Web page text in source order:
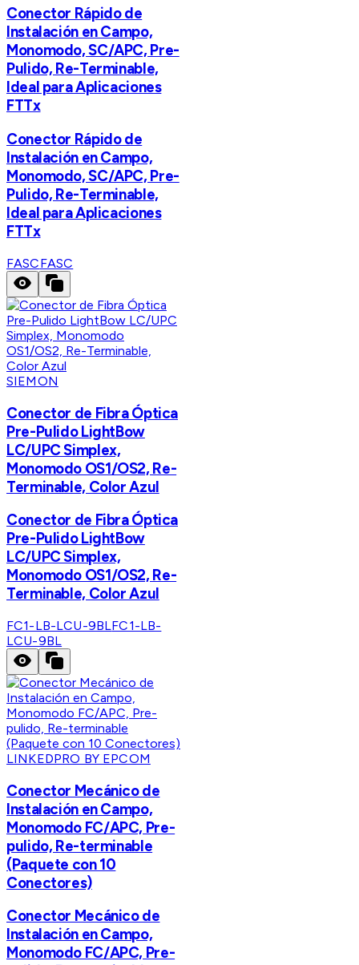
Conector Rápido de
Instalación en Campo,
Monomodo, SC/APC, Pre-
Pulido, Re-Terminable,
Ideal para Aplicaciones
FTTx
Conector Rápido de
Instalación en Campo,
Monomodo, SC/APC, Pre-
Pulido, Re-Terminable,
Ideal para Aplicaciones
FTTx
FASCFASC
SIEMON
Conector de Fibra Óptica
Pre-Pulido LightBow
LC/UPC Simplex,
Monomodo OS1/OS2, Re-
Terminable, Color Azul
Conector de Fibra Óptica
Pre-Pulido LightBow
LC/UPC Simplex,
Monomodo OS1/OS2, Re-
Terminable, Color Azul
FC1-LB-LCU-9BLFC1-LB-
LCU-9BL
LINKEDPRO BY EPCOM
Conector Mecánico de
Instalación en Campo,
Monomodo FC/APC, Pre-
pulido, Re-terminable
(Paquete con 10
Conectores)
Conector Mecánico de
Instalación en Campo,
Monomodo FC/APC, Pre-